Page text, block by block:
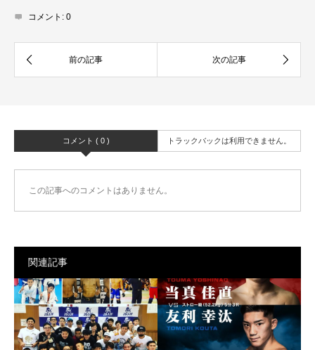
コメント: 0
コメント ( 0 ) トラックバックは利用できません。
この記事へのコメントはありません。
関連記事